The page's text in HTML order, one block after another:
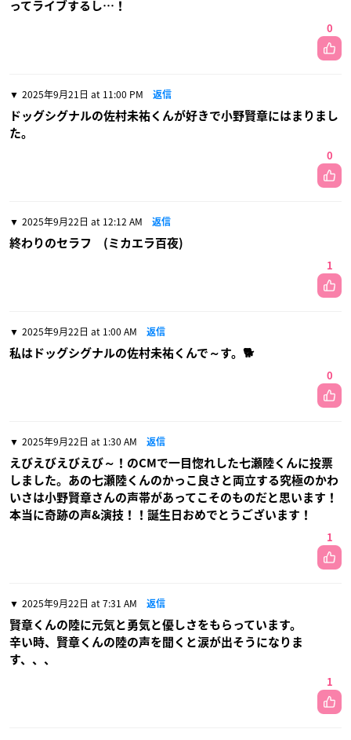
ってライブするし…！
0
2025年9月21日 at 11:00 PM 返信
ドッグシグナルの佐村未祐くんが好きで小野賢章にはまりまし
た。
0
2025年9月22日 at 12:12 AM 返信
終わりのセラフ (ミカエラ百夜)
1
2025年9月22日 at 1:00 AM 返信
私はドッグシグナルの佐村未祐くんで～す。🐕️
0
2025年9月22日 at 1:30 AM 返信
えびえびえびえび～！のCMで一目惚れした七瀬陸くんに投票
しました。あの七瀬陸くんのかっこ良さと両立する究極のかわ
いさは小野賢章さんの声帯があってこそのものだと思います！
本当に奇跡の声&演技！！誕生日おめでとうございます！
1
2025年9月22日 at 7:31 AM 返信
賢章くんの陸に元気と勇気と優しさをもらっています。
辛い時、賢章くんの陸の声を聞くと涙が出そうになりま
す、、、
1